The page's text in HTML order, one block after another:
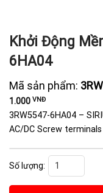
Khởi Động
6HA04
Mã sản phẩm:
1.000 VNĐ
3RW5547-6HA04 –
AC/DC Screw terminals
Khởi Động Mềm Siemens